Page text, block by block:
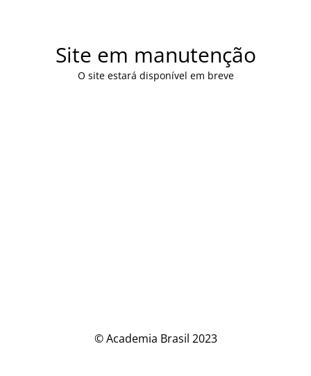
Site em manutenção
O site estará disponível em breve
© Academia Brasil 2023